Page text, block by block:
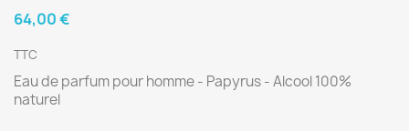
64,00 €
TTC
Eau de parfum pour homme - Papyrus- Alcool 100%
naturel